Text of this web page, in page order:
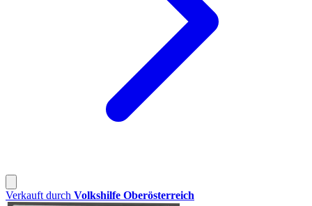
Verkauft durch Volkshilfe Oberösterreich